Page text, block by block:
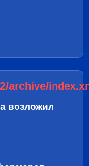
archive/
возложил